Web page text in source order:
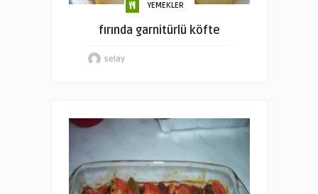
YEMEKLER
fırında garnitürlü köfte
selay